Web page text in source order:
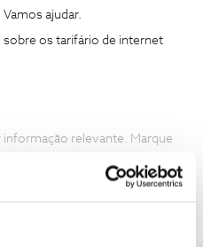
ajudar.
sobre os tarifário de internet
relevante. Marque
da opção "Seguir", para estar